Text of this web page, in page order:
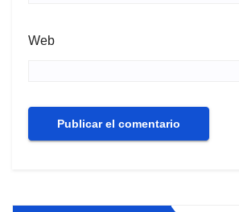
Web